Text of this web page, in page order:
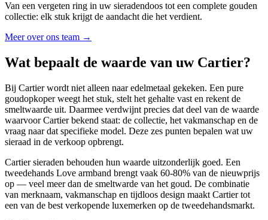
Van een vergeten ring in uw sieradendoos tot een complete gouden
collectie: elk stuk krijgt de aandacht die het verdient.
Meer over ons team →
Wat bepaalt de waarde van uw Cartier?
Bij Cartier wordt niet alleen naar edelmetaal gekeken. Een pure
goudopkoper weegt het stuk, stelt het gehalte vast en rekent de
smeltwaarde uit. Daarmee verdwijnt precies dat deel van de waarde
waarvoor Cartier bekend staat: de collectie, het vakmanschap en de
vraag naar dat specifieke model. Deze zes punten bepalen wat uw
sieraad in de verkoop opbrengt.
Cartier sieraden behouden hun waarde uitzonderlijk goed. Een
tweedehands Love armband brengt vaak 60-80% van de nieuwprijs
op — veel meer dan de smeltwarde van het goud. De combinatie
van merknaam, vakmanschap en tijdloos design maakt Cartier tot
een van de best verkopende luxemerken op de tweedehandsmarkt.